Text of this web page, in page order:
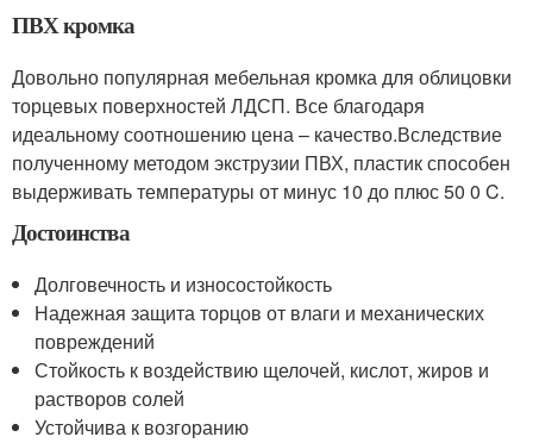
ПВХ кромка
Довольно популярная мебельная кромка для облицовки
торцевых поверхностей ЛДСП. Все благодаря
идеальному соотношению цена – качество.Вследствие
полученному методом экструзии ПВХ, пластик способен
выдерживать температуры от минус 10 до плюс 50 0 C.
Достоинства
Долговечность и износостойкость
Надежная защита торцов от влаги и механических
повреждений
Стойкость к воздействию щелочей, кислот, жиров и
растворов солей
Устойчива к возгоранию